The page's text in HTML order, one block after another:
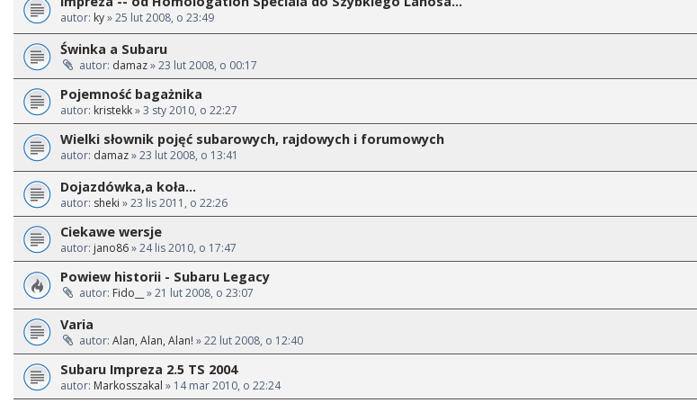
autor: ky» 25 lut 2008, o 23:49
Świnka a Subaru
autor: damaz» 23 lut 2008, o 00:17
Pojemność bagażnika
autor: kristekk» 3 sty 2010, o 22:27
Wielki słownik pojęć subarowych, rajdowych i forumowych
autor: damaz» 23 lut 2008, o 13:41
Dojazdówka,a koła...
autor: sheki » 23 lis 2011, o 22:26
Ciekawe wersje
autor: jano86» 24 lis 2010, o 17:47
Powiew historii - Subaru Legacy
autor: Fido__ » 21 lut 2008, o 23:07
Varia
autor: Alan, Alan, Alan! » 22 lut 2008, o 12:40
Subaru Impreza 2.5 TS 2004
autor: Markosszakal » 14 mar 2010, o 22:24